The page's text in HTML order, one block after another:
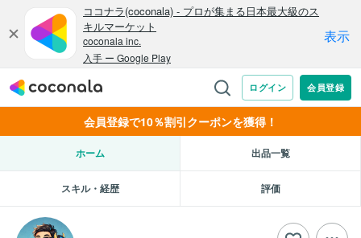
会員登録で10％割引クーポンを獲得！
ホーム 出品一覧
スキル・経歴 評価